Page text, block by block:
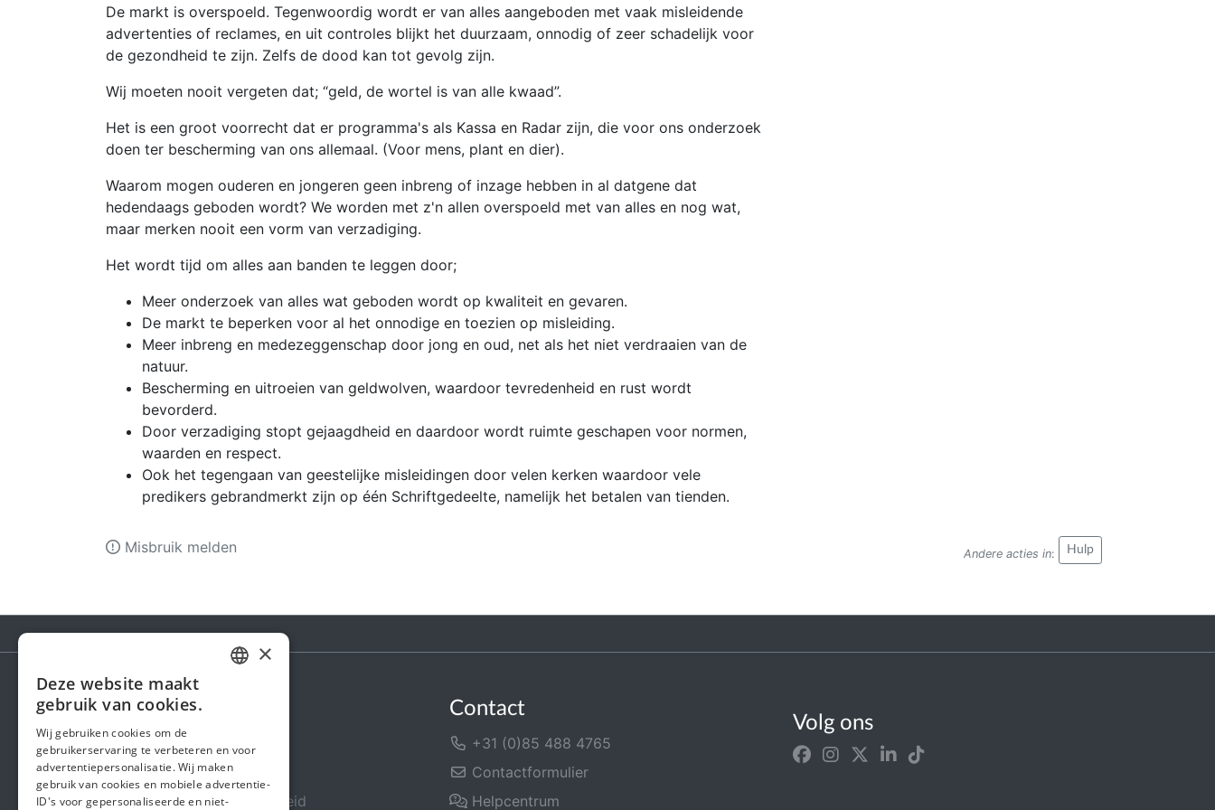
De markt is overspoeld. Tegenwoordig wordt er van alles aangeboden met vaak misleidende
advertenties of reclames, en uit controles blijkt het duurzaam, onnodig of zeer schadelijk voor
de gezondheid te zijn. Zelfs de dood kan tot gevolg zijn.
Wij moeten nooit vergeten dat; “geld, de wortel is van alle kwaad”.
Het is een groot voorrecht dat er programma's als Kassa en Radar zijn, die voor ons onderzoek
doen ter bescherming van ons allemaal. (Voor mens, plant en dier).
Waarom mogen ouderen en jongeren geen inbreng of inzage hebben in al datgene dat
hedendaags geboden wordt? We worden met z'n allen overspoeld met van alles en nog wat,
maar merken nooit een vorm van verzadiging.
Het wordt tijd om alles aan banden te leggen door;
Meer onderzoek van alles wat geboden wordt op kwaliteit en gevaren.
De markt te beperken voor al het onnodige en toezien op misleiding.
Meer inbreng en medezeggenschap door jong en oud, net als het niet verdraaien van de
natuur.
Bescherming en uitroeien van geldwolven, waardoor tevredenheid en rust wordt
bevorderd.
Door verzadiging stopt gejaagdheid en daardoor wordt ruimte geschapen voor normen,
waarden en respect.
Ook het tegengaan van geestelijke misleidingen door velen kerken waardoor vele
predikers gebrandmerkt zijn op één Schriftgedeelte, namelijk het betalen van tienden.
tot de Profeet, zegt de bijbel. Op het
broeder Branham.
Wordt vervold..
Andere acties in: Hulp
Misbruik melden
Steunactie
Over ons
In de media
Veiligheid & Betrouwbaarheid
Contact
+31 (0)85 488 4765
Contactformulier
Helpcentrum
Volg ons
ENGLISH
×
Deze website maakt
gebruik van cookies.
Wij gebruiken cookies om de
gebruikerservaring te verbeteren en voor
advertentiepersonalisatie. Wij maken
gebruik van cookies en mobiele advertentie-
ID's voor gepersonaliseerde en niet-